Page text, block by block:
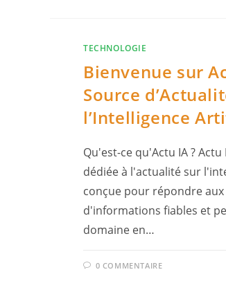
TECHNOLOGIE
Bienvenue sur
Source
l’Intelligence
Qu'est-ce qu'Actu IA ?
dédiée à l'actualité sur
conçue pour répondre
d'informations fiables et
domaine en…
0 COMMENTAIRE